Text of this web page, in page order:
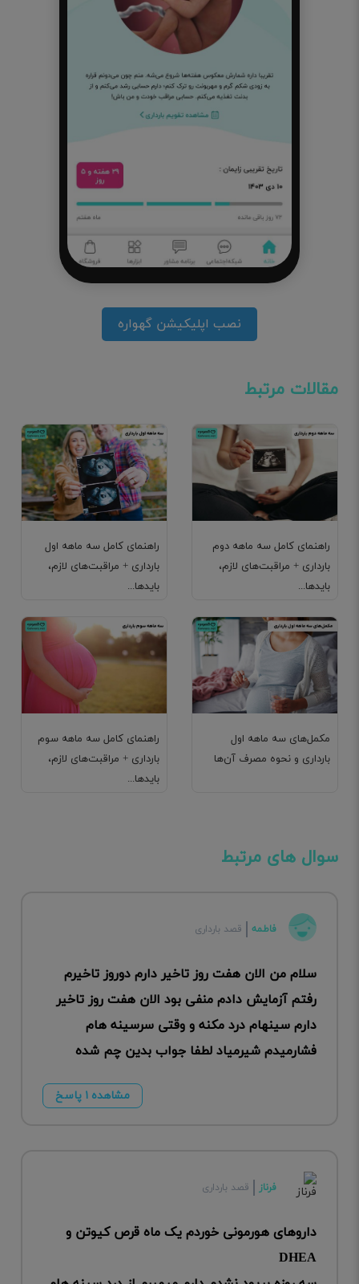
نصب اپلیکیشن گهواره
مقالات مرتبط
راهنمای کامل سه ماهه اول
بارداری + مراقبت‌های لازم،
بایدها...
راهنمای کامل سه ماهه دوم
بارداری + مراقبت‌های لازم،
بایدها...
راهنمای کامل سه ماهه سوم
بارداری + مراقبت‌های لازم،
بایدها...
مکمل‌های سه ماهه اول
بارداری و نحوه مصرف آن‌ها
سوال های مرتبط
فاطمه قصد بارداری
سلام من الان هفت روز تاخیر دارم دوروز تاخیرم
رفتم آزمایش دادم منفی بود الان هفت روز تاخیر
دارم سینهام درد مکنه و وقتی سرسینه هام
فشارمیدم شیرمیاد لطفا جواب بدین چم شده
مشاهده ۱ پاسخ
فرناز قصد بارداری
داروهای هورمونی خوردم یک ماه قرص کیوتن و
DHEA